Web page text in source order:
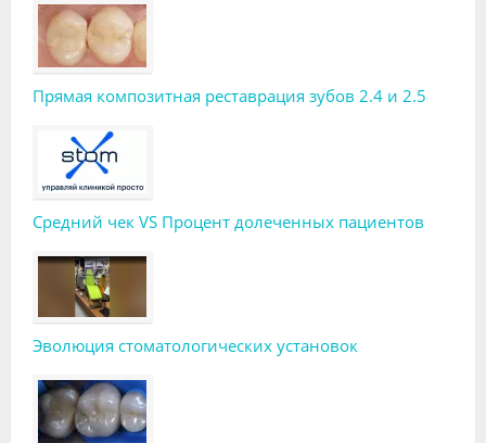
Прямая композитная реставрация зубов 2.4 и 2.5
Средний чек VS Процент долеченных пациентов
Эволюция стоматологических установок